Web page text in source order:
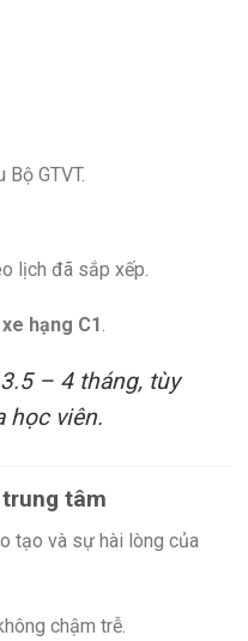
GTVT.
lịch đã sắp xếp.
hạng C1
– 4 tháng, tùy
học viên.
tâm
tạo và sự hài lòng của
chậm trễ.